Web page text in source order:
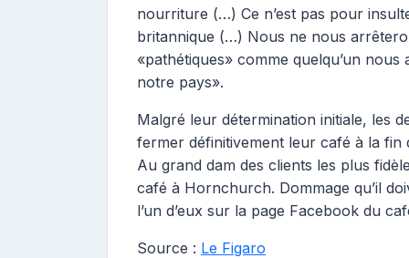
nourriture (…) Ce n’est pas pour
britannique (…) Nous ne nous
«pathétiques» comme quelqu’un
notre pays».
Malgré leur détermination initiale, les
fermer définitivement leur café à la fin
Au grand dam des clients les plus
café à Hornchurch. Dommage qu’il
l’un d’eux sur la page Facebook du
Source : Le Figaro